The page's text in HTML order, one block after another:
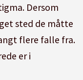
Dersom
sted de måtte
flere falle fra.
er i